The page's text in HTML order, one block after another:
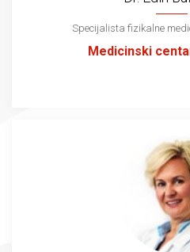
Specijalista fizikalne
Medicinski